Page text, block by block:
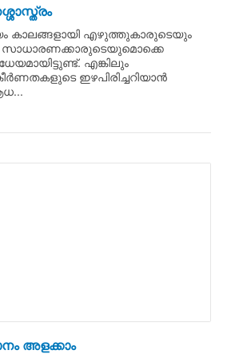
കാലങ്ങളായി എഴുത്തുകാരുടെയും
എങ്കിലും
ഇഴപിരിച്ചറിയാന്‍
അളക്കാം